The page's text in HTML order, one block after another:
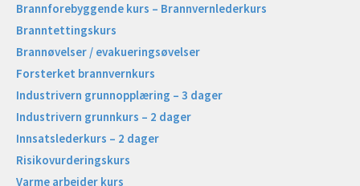
Brannforebyggende kurs – Brannvernlederkurs
Branntettingskurs
Brannøvelser / evakueringsøvelser
Forsterket brannvernkurs
Industrivern grunnopplæring – 3 dager
Industrivern grunnkurs – 2 dager
Innsatslederkurs – 2 dager
Risikovurderingskurs
Varme arbeider kurs